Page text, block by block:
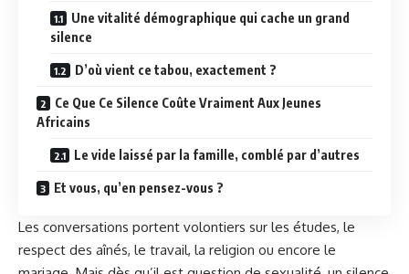
Une vitalité démographique qui cache un grand
silence
D’où vient ce tabou, exactement ?
Ce Que Ce Silence Coûte Vraiment Aux Jeunes
Africains
Le vide laissé par la famille, comblé par d’autres
Et vous, qu’en pensez-vous ?
Les conversations portent volontiers sur les études, le
respect des aînés, le travail, la religion ou encore le